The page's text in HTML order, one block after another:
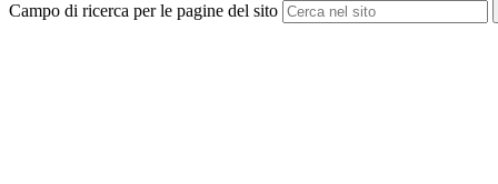
Campo di ricerca per le pagine del sito